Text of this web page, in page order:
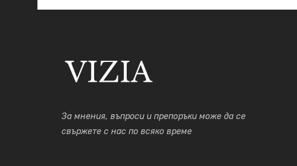
За мнения, въпроси и препоръки може да се
свържете с нас по всяко време